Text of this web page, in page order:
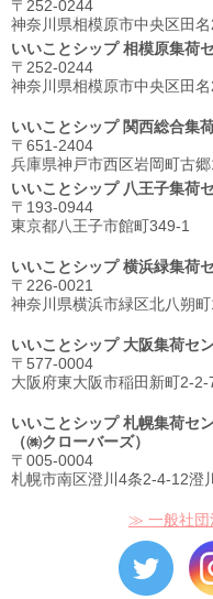
〒252-0244
神奈川県相模原市中央区⽥
いいことシップ 相模原集荷
〒252-0244
神奈川県相模原市中央区⽥
いいことシップ 関西総合集
〒651-2404
兵庫県神戸市西区岩岡町古
いいことシップ 八王子集荷
〒193-0944
東京都八王子市館町349-1
いいことシップ 横浜緑集荷
〒226-0021
神奈川県横浜市緑区北八朔
いいことシップ 大阪集荷セ
〒577-0004
大阪府東大阪市稲田新町2-2-
いいことシップ 札幌集荷セ
（㈱クローバーズ）
〒005-0004
札幌市南区澄川4条2-4-12澄
≫ 一般社団